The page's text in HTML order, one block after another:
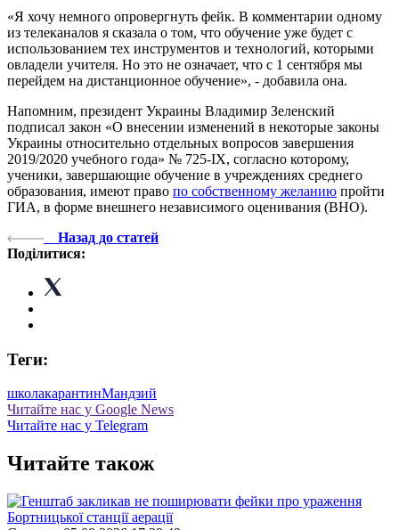
«Я хочу немного опровергнуть фейк. В комментарии одному
из телеканалов я сказала о том, что обучение уже будет с
использованием тех инструментов и технологий, которыми
овладели учителя. Но это не означает, что с 1 сентября мы
перейдем на дистанционное обучение», - добавила она.
Напомним, президент Украины Владимир Зеленский
подписал закон «О внесении изменений в некоторые законы
Украины относительно отдельных вопросов завершения
2019/2020 учебного года» № 725-ІХ, согласно которому,
ученики, завершающие обучение в учреждениях среднего
образования, имеют право по собственному желанию пройти
ГИА, в форме внешнего независимого оценивания (ВНО).
Назад до статей
Поділитися:
Теги:
школакарантинМандзий
Читайте нас у Google News
Читайте нас у Telegram
Читайте також